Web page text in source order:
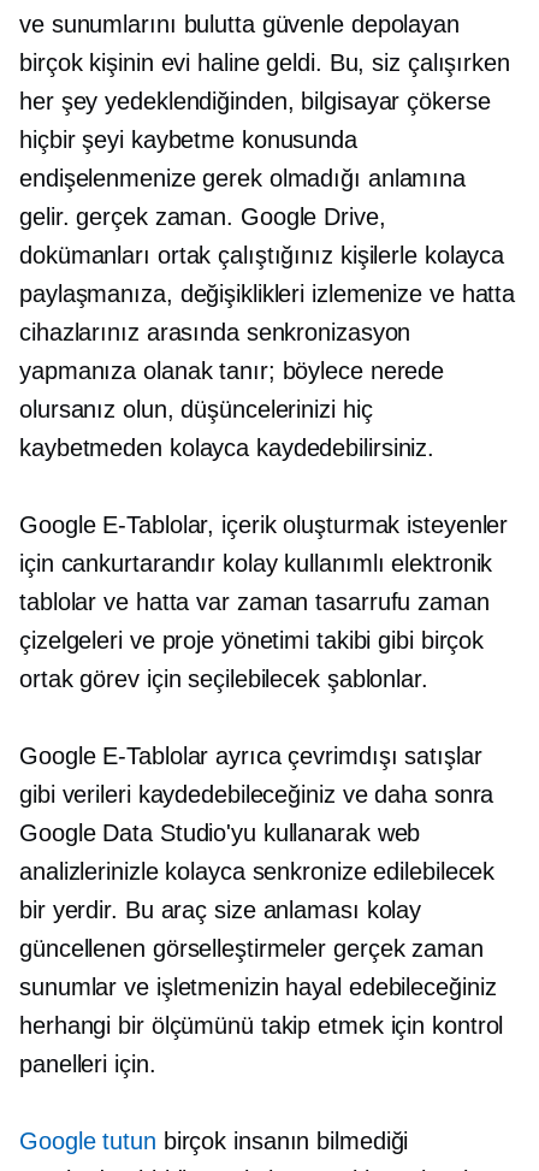
ve sunumlarını bulutta güvenle depolayan
birçok kişinin evi haline geldi. Bu, siz çalışırken
her şey yedeklendiğinden, bilgisayar çökerse
hiçbir şeyi kaybetme konusunda
endişelenmenize gerek olmadığı anlamına
gelir.gerçek zaman. Google Drive,
dokümanları ortak çalıştığınız kişilerle kolayca
paylaşmanıza, değişiklikleri izlemenize ve hatta
cihazlarınız arasında senkronizasyon
yapmanıza olanak tanır; böylece nerede
olursanız olun, düşüncelerinizi hiç
kaybetmeden kolayca kaydedebilirsiniz.
Google E-Tablolar, içerik oluşturmak isteyenler
için cankurtarandır kolay kullanımlı elektronik
tablolar ve hatta var zaman tasarrufu zaman
çizelgeleri ve proje yönetimi takibi gibi birçok
ortak görev için seçilebilecek şablonlar.
Google E-Tablolar ayrıca çevrimdışı satışlar
gibi verileri kaydedebileceğiniz ve daha sonra
Google Data Studio'yu kullanarak web
analizlerinizle kolayca senkronize edilebilecek
bir yerdir. Bu araç size anlaması kolay
güncellenen görselleştirmeler gerçek zaman
sunumlar ve işletmenizin hayal edebileceğiniz
herhangi bir ölçümünü takip etmek için kontrol
panelleri için.
Google tutun birçok insanın bilmediği